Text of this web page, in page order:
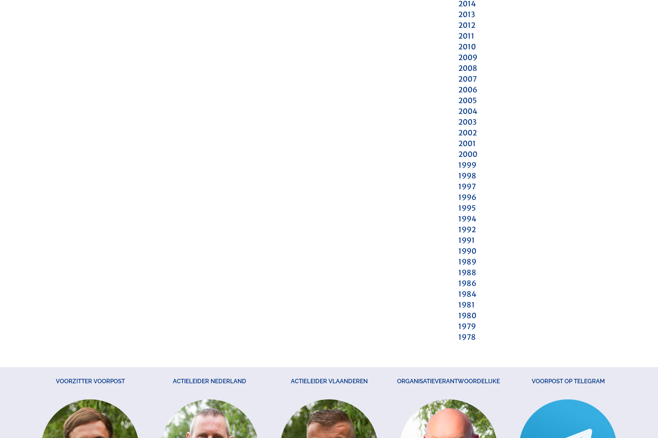
2014
2013
2012
2011
2010
2009
2008
2007
2006
2005
2004
2003
2002
2001
2000
1999
1998
1997
1996
1995
1994
1992
1991
1990
1989
1988
1986
1984
1981
1980
1979
1978
VOORZITTER VOORPOST ACTIELEIDER NEDERLAND ACTIELEIDER VLAANDEREN ORGANISATIEVERANTWOORDELIJKE VOORPOST OP TELEGRAM